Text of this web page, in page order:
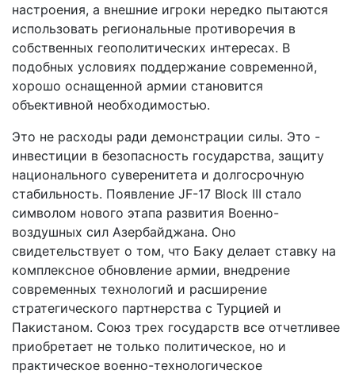
настроения, а внешние игроки нередко пытаются
использовать региональные противоречия в
собственных геополитических интересах. В
подобных условиях поддержание современной,
хорошо оснащенной армии становится
объективной необходимостью.
Это не расходы ради демонстрации силы. Это -
инвестиции в безопасность государства, защиту
национального суверенитета и долгосрочную
стабильность. Появление JF-17 Block III стало
символом нового этапа развития Военно-
воздушных сил Азербайджана. Оно
свидетельствует о том, что Баку делает ставку на
комплексное обновление армии, внедрение
современных технологий и расширение
стратегического партнерства с Турцией и
Пакистаном. Союз трех государств все отчетливее
приобретает не только политическое, но и
практическое военно-технологическое